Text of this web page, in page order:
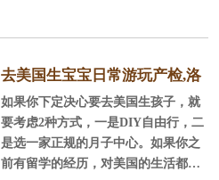
去美国生宝宝日常游玩产检,洛
杉矶待产记
如果你下定决心要去美国生孩子，就
要考虑2种方式，一是DIY自由行，二
是选一家正规的月子中心。如果你之
前有留学的经历，对美国的生活都还